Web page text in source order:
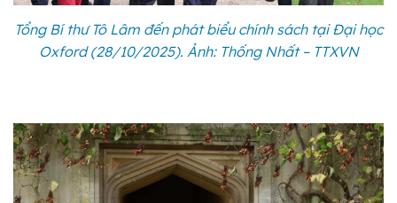
Tổng Bí thư Tô Lâm đến phát biểu chính sách tại Đại học
Oxford (28/10/2025). Ảnh: Thống Nhất – TTXVN